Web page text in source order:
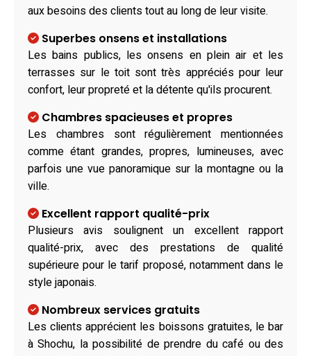
aux besoins des clients tout au long de leur visite.
Superbes onsens et installations
Les bains publics, les onsens en plein air et les
terrasses sur le toit sont très appréciés pour leur
confort, leur propreté et la détente qu'ils procurent.
Chambres spacieuses et propres
Les chambres sont régulièrement mentionnées
comme étant grandes, propres, lumineuses, avec
parfois une vue panoramique sur la montagne ou la
ville.
Excellent rapport qualité-prix
Plusieurs avis soulignent un excellent rapport
qualité-prix, avec des prestations de qualité
supérieure pour le tarif proposé, notamment dans le
style japonais.
Nombreux services gratuits
Les clients apprécient les boissons gratuites, le bar
à Shochu, la possibilité de prendre du café ou des